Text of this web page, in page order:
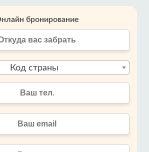
бронирование
Код страны